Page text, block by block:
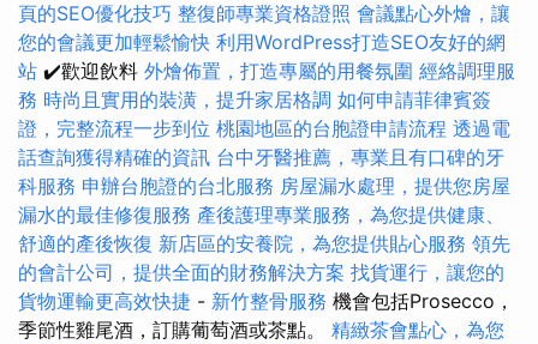
頁的SEO優化技巧 整復師專業資格證照 會議點心外燴，讓
您的會議更加輕鬆愉快 利用WordPress打造SEO友好的網
站 ✔️歡迎飲料 外燴佈置，打造專屬的用餐氛圍 經絡調理服
務 時尚且實用的裝潢，提升家居格調 如何申請菲律賓簽
證，完整流程一步到位 桃園地區的台胞證申請流程 透過電
話查詢獲得精確的資訊 台中牙醫推薦，專業且有口碑的牙
科服務 申辦台胞證的台北服務 房屋漏水處理，提供您房屋
漏水的最佳修復服務 產後護理專業服務，為您提供健康、
舒適的產後恢復 新店區的安養院，為您提供貼心服務 領先
的會計公司，提供全面的財務解決方案 找貨運行，讓您的
貨物運輸更高效快捷 - 新竹整骨服務 機會包括Prosecco，
季節性雞尾酒，訂購葡萄酒或茶點。 精緻茶會點心，為您